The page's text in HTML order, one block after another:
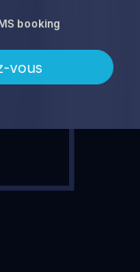
booking
vous